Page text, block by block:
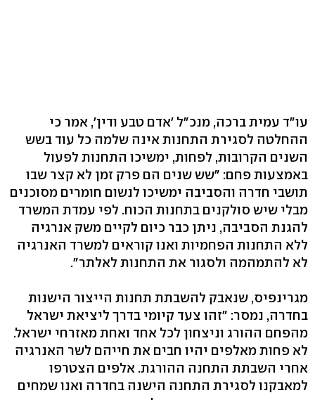
עו"ד עמית ברכה, מנכ"ל 'אדם טבע ודין', אמר כי
ההחלטה לסגירת התחנות אינה שלמה כל עוד בשש
השנים הקרובות, לפחות, ימשיכו התחנות לפעול
באמצעות פחם: "שש שנים הם פרק זמן לא קצר שבו
תושבי חדרה והסביבה ימשיכו לנשום חומרים מסוכנים
מבלי שיש סולקנים בתחנות הכוח. לפי עמדת המשרד
להגנת הסביבה, ניתן כבר כיום לקיים משק אנרגיה
ללא התחנות הפחמיות ואנו קוראים למשרד האנרגיה
לא להתמהמה ולסגור את התחנות לאלתר".
מגרינפיס, שנאבק להשבתת תחנות הייצור הישנות
בחדרה, נמסר: "זהו צעד קיומי בדרך ליציאת ישראל
מהפחם ההורג וניצחון לכל אחד ואחת מאזרחי ישראל.
לא פחות מאלפים יהיו חבים את חייהם לשר האנרגיה
אחרי השבתת התחנה ההורגת. אלפים הצטרפו
למאבקנו לסגירת התחנה הישנה בחדרה ואנו שמחים